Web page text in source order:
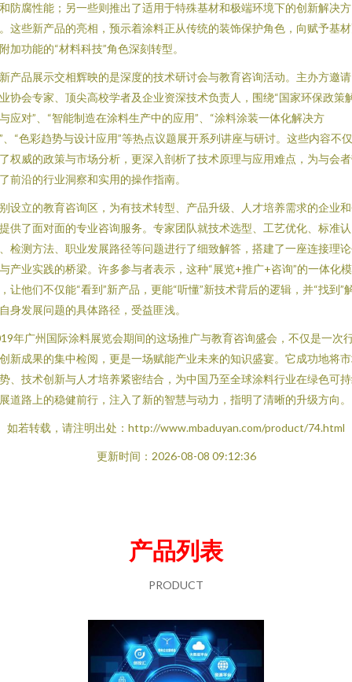
防腐性能；另一些则推出了适用于特殊基材和极端环境下的创新解决方
这些新产品的亮相，预示着涂料正从传统的装饰保护角色，向赋予基
加功能的“材料科技”角色深刻转型。
产品展示交相辉映的是深度的技术研讨会与教育咨询活动。主办方邀
协会专家、顶尖高校学者及企业资深技术负责人，围绕“国家环保政策
应对”、“智能制造在涂料生产中的应用”、“涂料涂装一体化解决方
、“色彩趋势与设计应用”等热点议题展开系列讲座与研讨。这些内容不
权威的政策与市场分析，更深入剖析了技术原理与应用难点，为与会
前沿的行业洞察和实用的操作指南。
设立的教育咨询区，为有技术转型、产品升级、人才培养需求的企业
供了面对面的专业咨询服务。专家团队就技术选型、工艺优化、标准认
检测方法、职业发展路径等问题进行了细致解答，搭建了一座连接理
产业实践的桥梁。许多参与者表示，这种“展览+推广+咨询”的一体化模
让他们不仅能“看到”新产品，更能“听懂”新技术背后的逻辑，并“找到”
身发展问题的具体路径，受益匪浅。
年广州国际涂料展览会期间的这场推广与教育咨询盛会，不仅是一次
新成果的集中检阅，更是一场赋能产业未来的知识盛宴。它成功地将
、技术创新与人才培养紧密结合，为中国乃至全球涂料行业在绿色可
道路上的稳健前行，注入了新的智慧与动力，指明了清晰的升级方向。
如若转载，请注明出处：http://www.mbaduyan.com/product/74.html
更新时间：2026-08-08 09:12:36
产品列表
PRODUCT